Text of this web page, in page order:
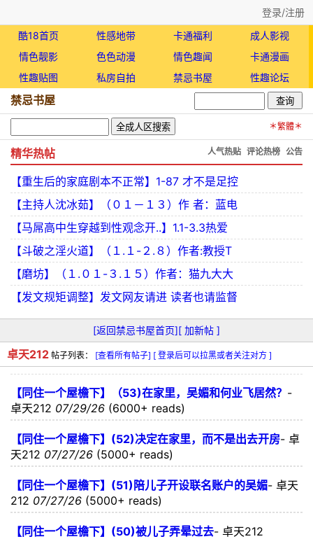
登录/注册
酷18首页
性感地带 卡通福利
成人影视
情色靓影
色色动漫 情色趣闻
卡通漫画
性趣贴图
私房自拍 禁忌书屋 性趣论坛
禁忌书屋
＊繁體＊
精华热帖 人气热贴 评论热榜 公告
【重生后的家庭剧本不正常】1-87 才不是足控
【主持人沈冰茹】（０１－１３）作 者：蓝电
【马屌高中生穿越到性观念开..】1.1-3.3热爱
【斗破之淫火道】（１.１-２.８）作者:教授T
【磨坊】（１.０１-３.１５）作者：猫九大大
【发文规矩调整】发文网友请进 读者也请监督
[返回禁忌书屋首页][ 加新帖 ]
卓天212 帖子列表： [查看所有帖子] [ 登录后可以拉黑或者关注对方 ]
【同住一个屋檐下】（53)在家里，吴媚和何业飞居然？ -
卓天212 07/29/26 (6000+ reads)
【同住一个屋檐下】(52)决定在家里，而不是出去开房- 卓
天212 07/27/26 (5000+ reads)
【同住一个屋檐下】(51)陪儿子开设联名账户的吴媚- 卓天
212 07/27/26 (5000+ reads)
【同住一个屋檐下】(50)被儿子弄晕过去- 卓天212